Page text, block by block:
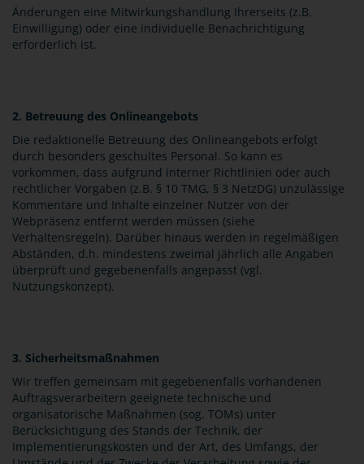
Änderungen eine Mitwirkungshandlung Ihrerseits (z.B.
Einwilligung) oder eine individuelle Benachrichtigung
erforderlich ist.
2. Betreuung des Onlineangebots
Die redaktionelle Betreuung des Onlineangebots erfolgt
durch besonders geschultes Personal. So kann es
vorkommen, dass aufgrund interner Richtlinien oder auch
rechtlicher Vorgaben (z.B. § 10 TMG, § 3 NetzDG) unzulässige
Kommentare und Inhalte einzelner Nutzer von der
Webpräsenz entfernt werden müssen (siehe
Verhaltensregeln). Darüber hinaus werden in regelmäßigen
Abständen, d.h. mindestens zweimal jährlich alle Angaben
überprüft und gegebenenfalls angepasst (vgl.
Nutzungskonzept).
3. Sicherheitsmaßnahmen
Wir treffen gemeinsam mit gegebenenfalls vorhandenen
Auftragsverarbeitern geeignete technische und
organisatorische Maßnahmen (sog. TOMs) unter
Berücksichtigung des Stands der Technik, der
Implementierungskosten und der Art, des Umfangs, der